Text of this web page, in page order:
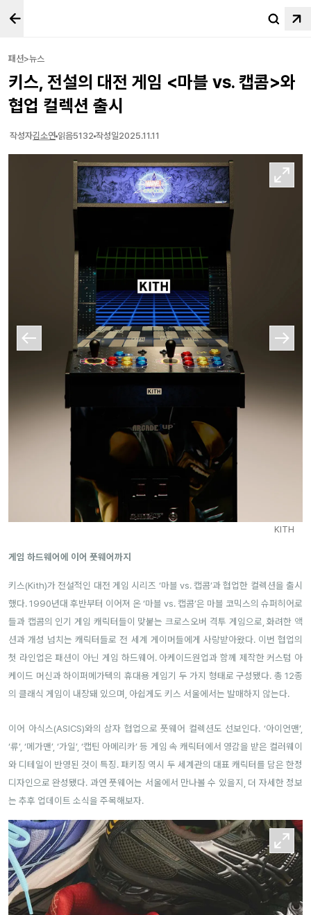
패션>뉴스
키스, 전설의 대전 게임 <마블 vs. 캡콤>와
협업 컬렉션 출시
작성자김소연 읽음5132 작성일2025.11.11
KITH
게임 하드웨어에 이어 풋웨어까지
키스(Kith)가 전설적인 대전 게임 시리즈 ‘마블 vs. 캡콤’과 협업한 컬렉션을 출시
했다. 1990년대 후반부터 이어져 온 ‘마블 vs. 캡콤’은 마블 코믹스의 슈퍼히어로
들과 캡콤의 인기 게임 캐릭터들이 맞붙는 크로스오버 격투 게임으로, 화려한 액
션과 개성 넘치는 캐릭터들로 전 세계 게이머들에게 사랑받아왔다. 이번 협업의
첫 라인업은 패션이 아닌 게임 하드웨어. 아케이드원업과 함께 제작한 커스텀 아
케이드 머신과 하이퍼메가텍의 휴대용 게임기 두 가지 형태로 구성됐다. 총 12종
의 클래식 게임이 내장돼 있으며, 아쉽게도 키스 서울에서는 발매하지 않는다.
이어 아식스(ASICS)와의 삼자 협업으로 풋웨어 컬렉션도 선보인다. ‘아이언맨’,
‘류’, ‘메가맨’, ‘가일’, ‘캡틴 아메리카’ 등 게임 속 캐릭터에서 영감을 받은 컬러웨이
와 디테일이 반영된 것이 특징. 패키징 역시 두 세계관의 대표 캐릭터를 담은 한정
디자인으로 완성됐다. 과연 풋웨어는 서울에서 만나볼 수 있을지, 더 자세한 정보
는 추후 업데이트 소식을 주목해보자.